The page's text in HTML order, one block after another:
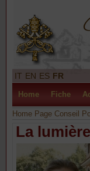
IT EN ES FR
Home Fiche
Home Page Conseil
La